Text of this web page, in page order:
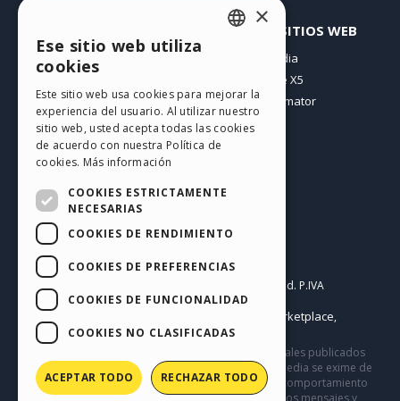
Mis post
Mis download
Espacio Web
Mis Créditos
OTROS SITIOS WEB
Incomedia
WebSite X5
WebAnimator
Español
Copyright © 2026
All rights reserved. P.IVA
IT07514640015
Help Center / Marketplace,
Templates,Objects|Privacy Policy
Este sitio contiene comentarios, opiniones y materiales publicados
por los usuarios solo con fines informativos. Incomedia se exime de
cualquier responsabilidad por actos, omisiones y comportamiento
de terceros en relación con el uso del sitio. Todos los mensajes y
GERMAN
SPANISH
RUSSIAN
FRENCH
×
Ese sitio web utiliza
cookies
Este sitio web usa cookies para mejorar la
experiencia del usuario. Al utilizar nuestro
sitio web, usted acepta todas las cookies
de acuerdo con nuestra Política de
cookies. Más información
COOKIES ESTRICTAMENTE
NECESARIAS
COOKIES DE RENDIMIENTO
COOKIES DE PREFERENCIAS
COOKIES DE FUNCIONALIDAD
COOKIES NO CLASIFICADAS
ACEPTAR TODO RECHAZAR TODO